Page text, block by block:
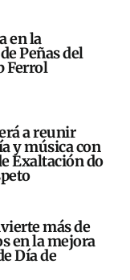
en la
Peñas del
Ferrol
a reunir
y música con
Exaltación do
más de
en la mejora
Día de